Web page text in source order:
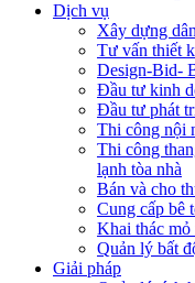
Dịch vụ
Xây dựng
Tư vấn thiết
Design-Bid-
Đầu tư kinh
Đầu tư phát
Thi công nội
Thi công
lạnh tòa nhà
Bán và cho
Cung cấp bê
Khai thác
Quản lý bất
Giải pháp